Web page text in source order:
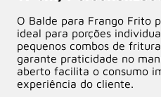
O Balde para Frango Frito
ideal para porções
pequenos combos de
garante praticidade no
aberto facilita o consumo
experiência do cliente.